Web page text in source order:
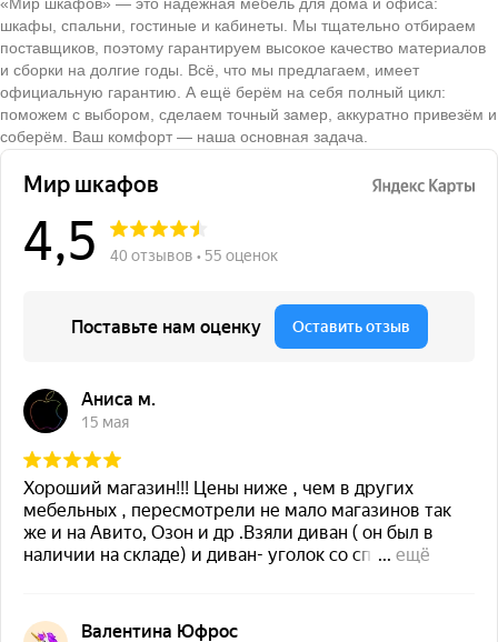
шкафы, спальни, гостиные и кабинеты. Мы тщательно отбираем
поставщиков, поэтому гарантируем высокое качество материалов
и сборки на долгие годы. Всё, что мы предлагаем, имеет
официальную гарантию. А ещё берём на себя полный цикл:
поможем с выбором, сделаем точный замер, аккуратно привезём и
соберём. Ваш комфорт — наша основная задача.